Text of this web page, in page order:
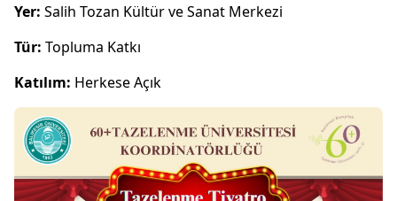
Yer: Salih Tozan Kültür ve Sanat Merkezi
Tür: Topluma Katkı
Katılım: Herkese Açık